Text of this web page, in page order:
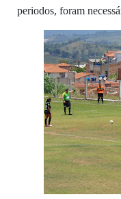
periodos, foram